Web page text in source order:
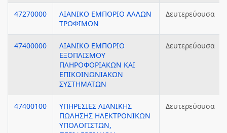
47270000
ΛΙΑΝΙΚΟ ΕΜΠΟΡΙΟ ΑΛΛΩΝ
ΤΡΟΦΙΜΩΝ
Δευτερεύουσα
47400000
ΛΙΑΝΙΚΟ ΕΜΠΟΡΙΟ
ΕΞΟΠΛΙΣΜΟΥ
ΠΛΗΡΟΦΟΡΙΑΚΩΝ ΚΑΙ
ΕΠΙΚΟΙΝΩΝΙΑΚΩΝ
ΣΥΣΤΗΜΑΤΩΝ
Δευτερεύουσα
47400100
ΥΠΗΡΕΣΙΕΣ ΛΙΑΝΙΚΗΣ
ΠΩΛΗΣΗΣ ΗΛΕΚΤΡΟΝΙΚΩΝ
ΥΠΟΛΟΓΙΣΤΩΝ,
Δευτερεύουσα